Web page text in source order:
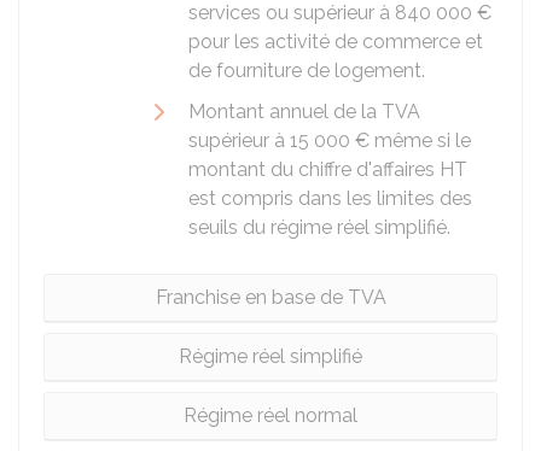
services ou supérieur à 840 000 €
pour les activité de commerce et
de fourniture de logement.
Montant annuel de la TVA
supérieur à 15 000 € même si le
montant du chiffre d'affaires HT
est compris dans les limites des
seuils du régime réel simplifié.
Franchise en base de TVA
Régime réel simplifié
Régime réel normal